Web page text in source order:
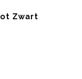
Zwart